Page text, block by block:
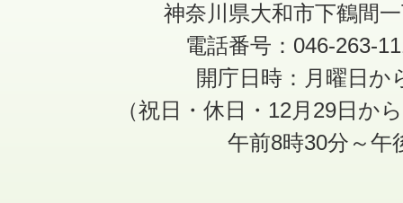
神奈川県大和市下鶴間
電話番号：046-263-
開庁日時：月曜日か
（祝日・休日・12月29日か
午前8時30分～午